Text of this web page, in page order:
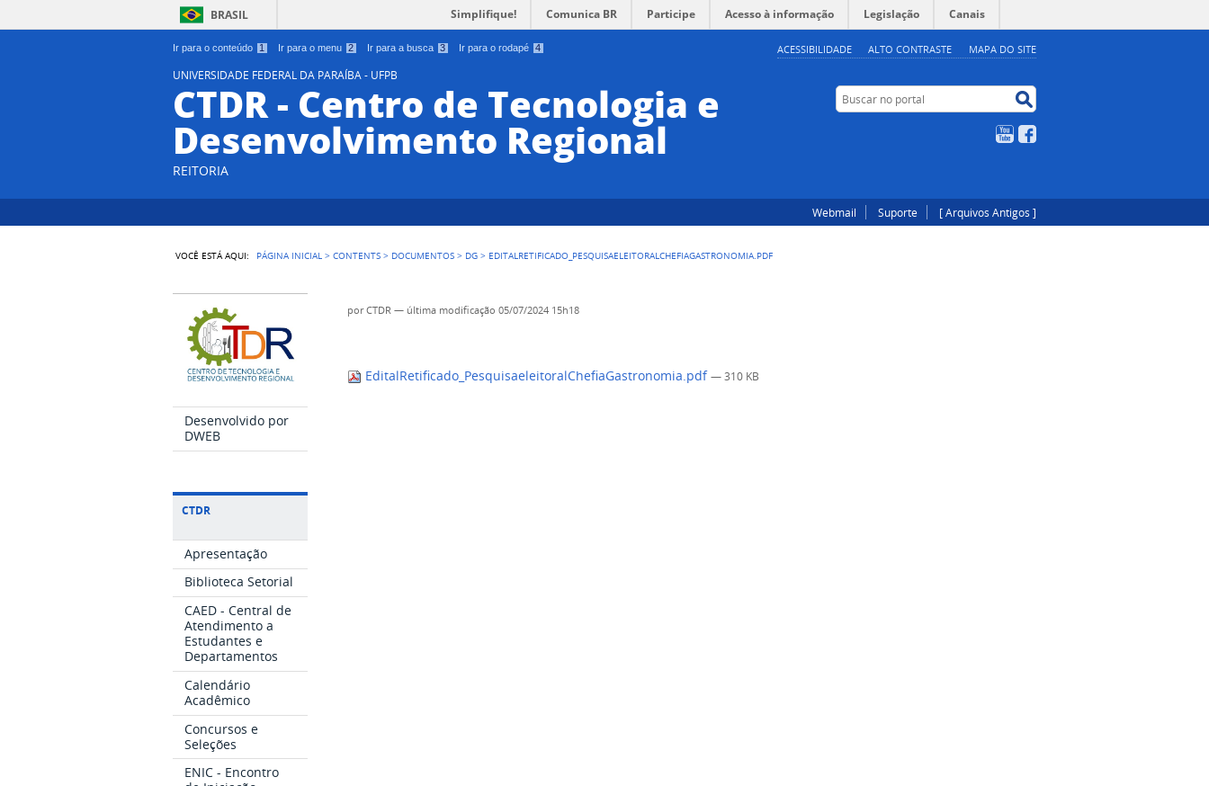
Ir para o conteúdo 1 Ir para o menu 2 Ir para a busca 3 Ir para o rodapé 4 ACESSIBILIDADE ALTO CONTRASTE MAPA DO SITE
BRASIL Simplifique! Comunica BR Participe Acesso à informação Legislação Canais
UNIVERSIDADE FEDERAL DA PARAÍBA - UFPB
CTDR - Centro de Tecnologia e
Desenvolvimento Regional
REITORIA
Buscar no portal
YouTube
Webmail Suporte [ Arquivos Antigos ]
VOCÊ ESTÁ AQUI: PÁGINA INICIAL >CONTENTS > DOCUMENTOS > DG > EDITALRETIFICADO_PESQUISAELEITORALCHEFIAGASTRONOMIA.PDF
Desenvolvido por
DWEB
CTDR
Apresentação
Biblioteca Setorial
CAED - Central de
Atendimento a
Estudantes e
Departamentos
Calendário
Acadêmico
Concursos e
Seleções
ENIC - Encontro
porCTDR — última modificação 05/07/2024 15h18
EditalRetificado_PesquisaeleitoralChefiaGastronomia.pdf— 310 KB